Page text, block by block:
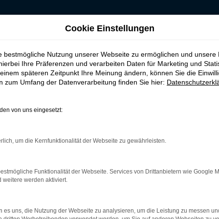
Tageszulassung in Soest
umfassende Recherchen durch. Haben Sie dabei auch
Möglichkeit für einen echten Neuwagen gibt. Die
Werk stammt. Der Unterschied zu einem bestellten
Soest gefahren zu werden. Und das ohne Umschweife,
Cookie Einstellungen
bestmögliche Nutzung unserer Webseite zu ermöglichen und unsere
Ihre Präferenzen und verarbeiten Daten für Marketing und
späteren Zeitpunkt Ihre Meinung ändern, können Sie die
zum Umfang der Datenverarbeitung finden Sie hier:
von uns eingesetzt:
um die Kernfunktionalität der Webseite zu gewährleisten.
Funktionalität der Webseite. Services von Drittanbietern wie Google
weitere werden aktiviert.
es uns, die Nutzung der Webseite zu analysieren, um die Leistung zu messen